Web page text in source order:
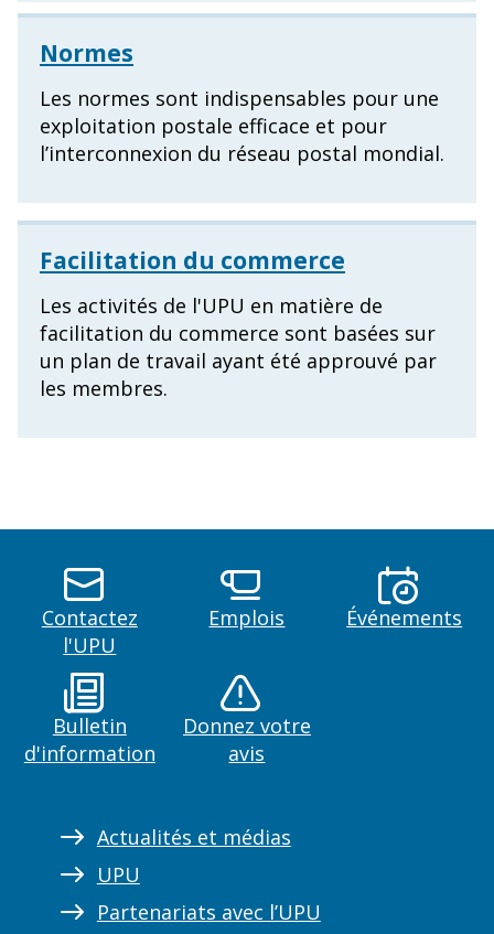
Normes
Les normes sont indispensables pour une
exploitation postale efficace et pour
l’interconnexion du réseau postal mondial.
Facilitation du commerce
Les activités de l'UPU en matière de
facilitation du commerce sont basées sur
un plan de travail ayant été approuvé par
les membres.
Contactez
l'UPU
Emplois Événements
Bulletin
d'information
Donnez votre
avis
Actualités et médias
UPU
Partenariats avec l’UPU